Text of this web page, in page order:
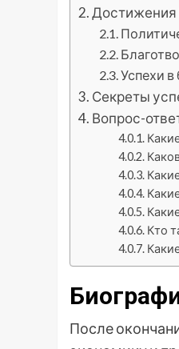
Достижения
Успехи в
Секреты
Вопрос-
Кто
После